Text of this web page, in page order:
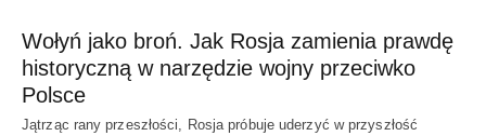
Wołyń jako broń. Jak Rosja zamienia prawdę
historyczną w narzędzie wojny przeciwko
Polsce
Jątrząc rany przeszłości, Rosja próbuje uderzyć w przyszłość